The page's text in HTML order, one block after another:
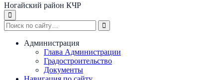
Ногайский район КЧР
Администрация
Глава Администрации
Градостроительство
Документы